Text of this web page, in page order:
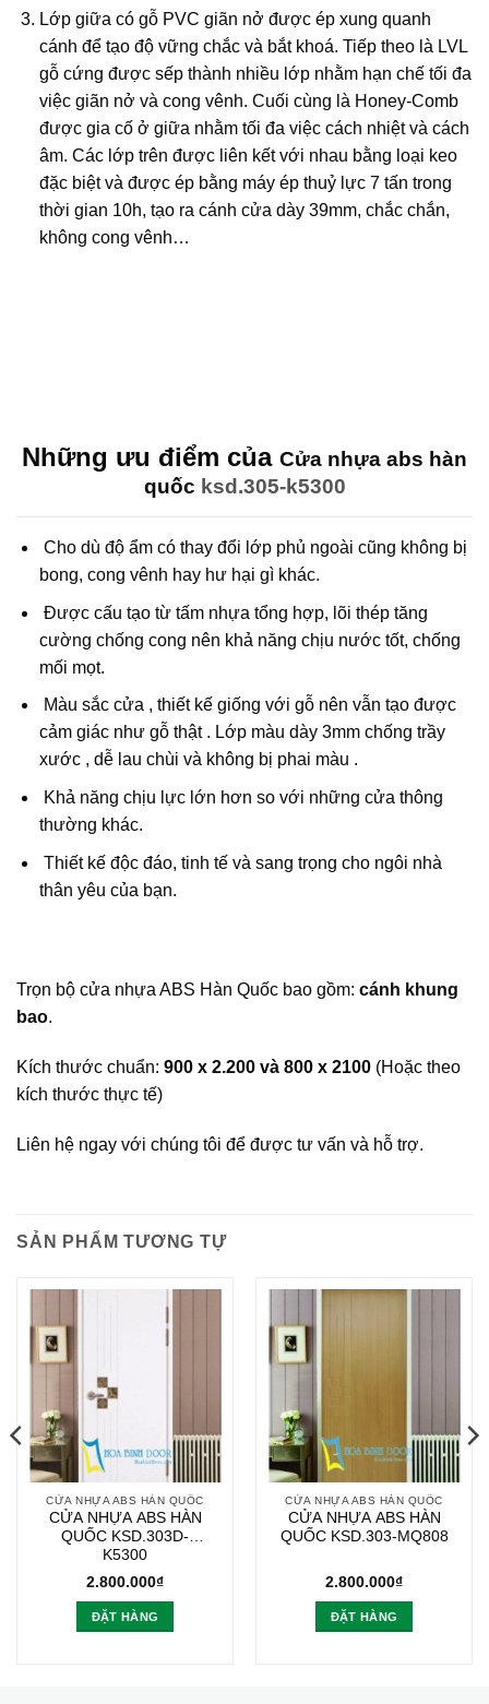
Lớp giữa có gỗ PVC giãn nở được ép xung quanh
cánh để tạo độ vững chắc và bắt khoá. Tiếp theo là LVL
gỗ cứng được sếp thành nhiều lớp nhằm hạn chế tối đa
việc giãn nở và cong vênh. Cuối cùng là Honey-Comb
được gia cố ở giữa nhằm tối đa việc cách nhiệt và cách
âm. Các lớp trên được liên kết với nhau bằng loại keo
đặc biệt và được ép bằng máy ép thuỷ lực 7 tấn trong
thời gian 10h, tạo ra cánh cửa dày 39mm, chắc chắn,
không cong vênh…
Những ưu điểm của Cửa nhựa abs hàn
quốc ksd.305-k5300
Cho dù độ ẩm có thay đổi lớp phủ ngoài cũng không bị
bong, cong vênh hay hư hại gì khác.
Được cấu tạo từ tấm nhựa tổng hợp, lõi thép tăng
cường chống cong nên khả năng chịu nước tốt, chống
mối mọt.
Màu sắc cửa , thiết kế giống với gỗ nên vẫn tạo được
cảm giác như gỗ thật . Lớp màu dày 3mm chống trầy
xước , dễ lau chùi và không bị phai màu .
Khả năng chịu lực lớn hơn so với những cửa thông
thường khác.
Thiết kế độc đáo, tinh tế và sang trọng cho ngôi nhà
thân yêu của bạn.
Trọn bộ cửa nhựa ABS Hàn Quốc bao gồm: cánh khung
bao.
Kích thước chuẩn: 900 x 2.200 và 800 x 2100 (Hoặc theo
kích thước thực tế)
Liên hệ ngay với chúng tôi để được tư vấn và hỗ trợ.
SẢN PHẨM TƯƠNG TỰ
CỬA NHỰA ABS HÀN QUỐC
CỬA NHỰA ABS HÀN
QUỐC KSD.303D-
K5300
2.800.000₫
ĐẶT HÀNG
CỬA NHỰA ABS HÀN QUỐC
CỬA NHỰA ABS HÀN
QUỐC KSD.303-MQ808
2.800.000₫
ĐẶT HÀNG